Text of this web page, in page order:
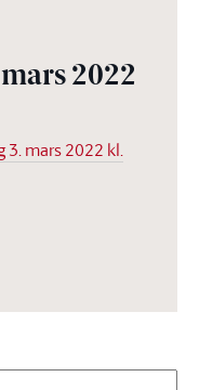
2022
mars 2022 kl.